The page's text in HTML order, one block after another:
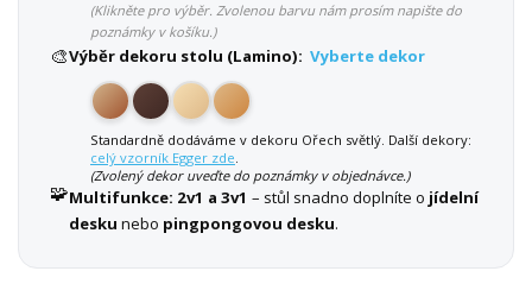
(Klikněte pro výběr. Zvolenou barvu nám prosím napište do
poznámky v košíku.)
🎨Výběr dekoru stolu (Lamino): Vyberte dekor
Standardně dodáváme v dekoru Ořech světlý. Další dekory:
celý vzorník Egger zde.
(Zvolený dekor uveďte do poznámky v objednávce.)
🧩Multifunkce: 2v1 a 3v1 – stůl snadno doplníte o jídelní
desku nebo pingpongovou desku.